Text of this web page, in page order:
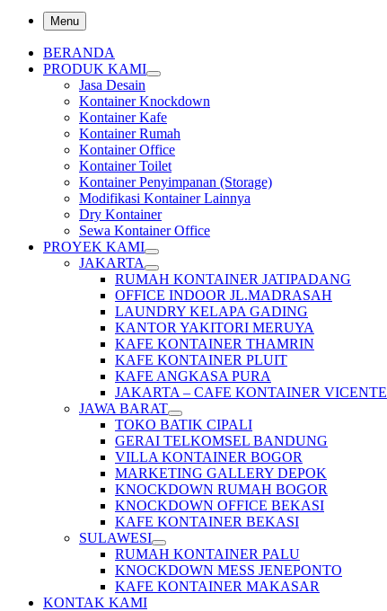
Menu
BERANDA
PRODUK KAMI
Jasa Desain
Kontainer Knockdown
Kontainer Kafe
Kontainer Rumah
Kontainer Office
Kontainer Toilet
Kontainer Penyimpanan (Storage)
Modifikasi Kontainer Lainnya
Dry Kontainer
Sewa Kontainer Office
PROYEK KAMI
JAKARTA
RUMAH KONTAINER JATIPADANG
OFFICE INDOOR JL.MADRASAH
LAUNDRY KELAPA GADING
KANTOR YAKITORI MERUYA
KAFE KONTAINER THAMRIN
KAFE KONTAINER PLUIT
KAFE ANGKASA PURA
JAKARTA – CAFE KONTAINER VICENTE
JAWA BARAT
TOKO BATIK CIPALI
GERAI TELKOMSEL BANDUNG
VILLA KONTAINER BOGOR
MARKETING GALLERY DEPOK
KNOCKDOWN RUMAH BOGOR
KNOCKDOWN OFFICE BEKASI
KAFE KONTAINER BEKASI
SULAWESI
RUMAH KONTAINER PALU
KNOCKDOWN MESS JENEPONTO
KAFE KONTAINER MAKASAR
KONTAK KAMI